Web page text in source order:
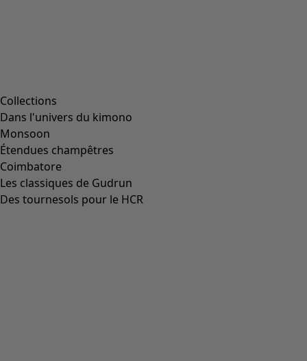
Collections
Dans l'univers du kimono
Monsoon
Étendues champêtres
Coimbatore
Les classiques de Gudrun
Des tournesols pour le HCR